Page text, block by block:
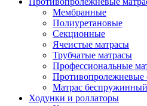
Мембранные
Полиуретановые
Секционные
Ячеистые матрасы
Трубчатые матрасы
Профессиональные
Противопролежневые
Матрас беспружинный
Ходунки и роллаторы